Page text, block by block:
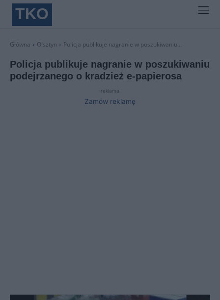
TKO
Główna Olsztyn Policja publikuje nagranie w poszukiwaniu...
Policja publikuje nagranie w poszukiwaniu
podejrzanego o kradzież e-papierosa
reklama
Zamów reklamę